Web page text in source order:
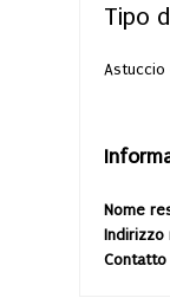
Tipo
Astuccio
Nome
Indirizzo
Contatto